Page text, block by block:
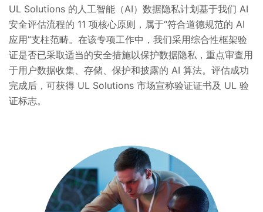
UL Solutions 的人工智能（AI）数据隐私计划基于我们 AI
安全评估流程的 11 项核心原则，属于“符合道德规范的 AI
应用”支柱范畴。在该专项工作中，我们采用综合性框架验
证是否已采取适当的安全措施以保护数据隐私，重点审查用
于用户数据收集、存储、保护和披露的 AI 算法。评估成功
完成后，可获得 UL Solutions 市场宣称验证证书及 UL 验
证标志。